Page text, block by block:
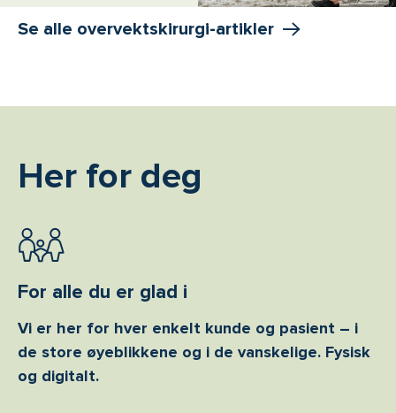
Se alle overvektskirurgi-artikler
Her for deg
For alle du er glad i
Vi er her for hver enkelt kunde og pasient – i
de store øyeblikkene og i de vanskelige. Fysisk
og digitalt.